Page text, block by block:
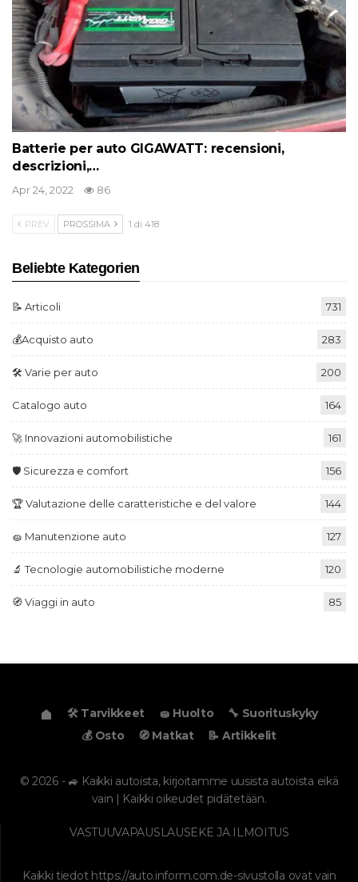
Batterie per auto GIGAWATT: recensioni,
descrizioni,…
Apr 24, 2022 86
PREV PROSSIMA 1 di 418
Beliebte Kategorien
📝 Articoli 731
💰Acquisto auto 283
🛠️ Varie per auto 200
Catalogo auto 164
🚀 Innovazioni automobilistiche 161
🛡️ Sicurezza e comfort 156
🏆 Valutazione delle caratteristiche e del valore 144
🧽 Manutenzione auto 127
🔬 Tecnologie automobilistiche moderne 120
🧭 Viaggi in auto 85
🛠️ Tarvikkeet 🧽 Huolto
🔧 Suorituskyky
💰 Osto
🧭 Matkat 📝 Artikkelit
© 2026 - 🚙 Kaikki autoista, kirjoitamme uusista autoista eikä
vain | Kaikki oikeudet pidätetään.
VASTUUVAPAUSLAUSEKE JA ILMOITUS
Kaikki tiedot https://auto.inform.com.de-sivustolla ovat vain